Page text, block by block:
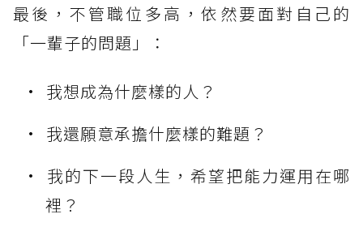
最後，不管職位多高，依然要面對自己的
「一輩子的問題」：
我想成為什麼樣的人？
我還願意承擔什麼樣的難題？
我的下一段人生，希望把能力運用在哪
裡？